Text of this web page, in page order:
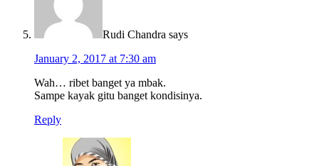
Rudi Chandra says
January 2, 2017 at 7:30 am
Wah… ribet banget ya mbak.
Sampe kayak gitu banget kondisinya.
Reply